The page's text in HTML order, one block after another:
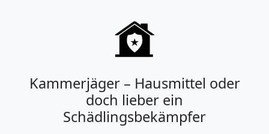
Kammerjäger – Hausmittel oder
doch lieber ein
Schädlingsbekämpfer